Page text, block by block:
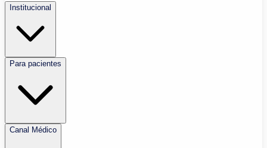
Institucional
Para pacientes
Canal Médico